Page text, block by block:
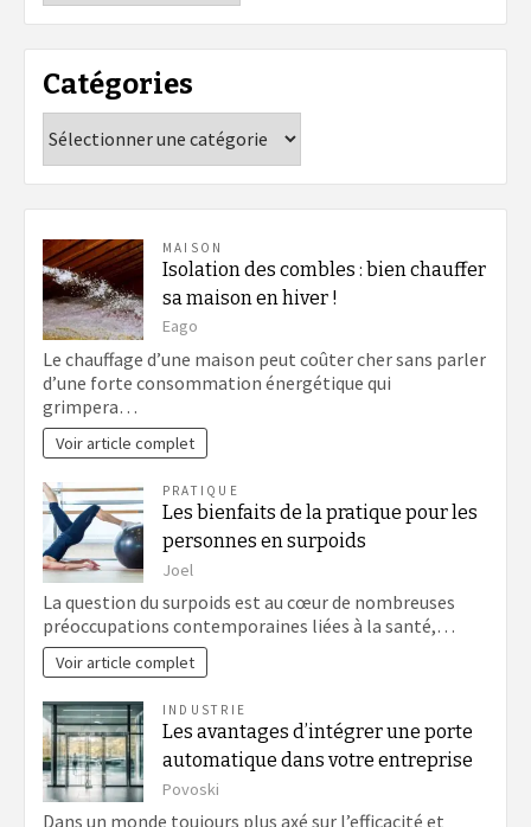
Catégories
MAISON
Isolation des combles : bien chauffer
sa maison en hiver !
Eago
Le chauffage d’une maison peut coûter cher sans parler
d’une forte consommation énergétique qui
grimpera…
Voir article complet
PRATIQUE
Les bienfaits de la pratique pour les
personnes en surpoids
Joel
La question du surpoids est au cœur de nombreuses
préoccupations contemporaines liées à la santé,…
Voir article complet
INDUSTRIE
Les avantages d’intégrer une porte
automatique dans votre entreprise
Povoski
Dans un monde toujours plus axé sur l’efficacité et